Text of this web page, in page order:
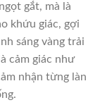
gắt, mà là
khứu giác, gợi
sáng vàng trải
cảm giác như
nhận từng làn